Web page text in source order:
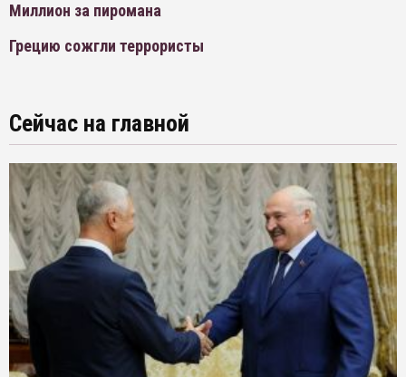
Миллион за пиромана
Грецию сожгли террористы
Сейчас на главной